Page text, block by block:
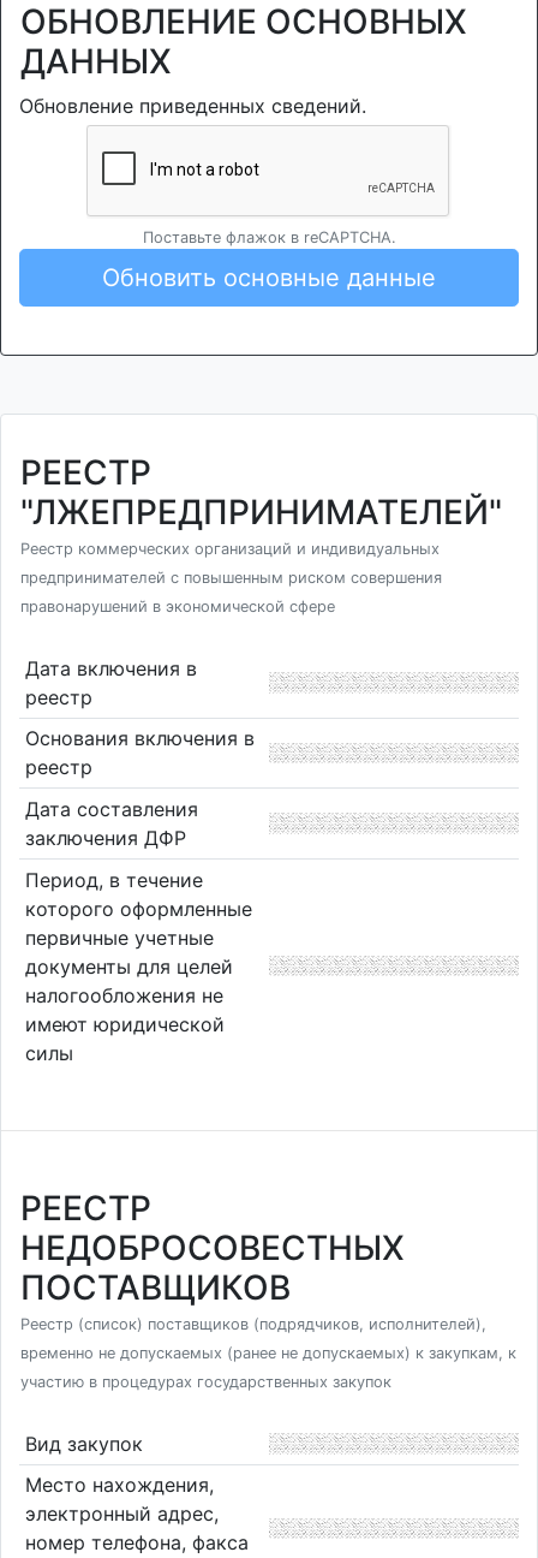
ОБНОВЛЕНИЕ ОСНОВНЫХ
ДАННЫХ
Обновление приведенных сведений.
Поставьте флажок в reCAPTCHA.
Обновить основные данные
РЕЕСТР
"ЛЖЕПРЕДПРИНИМАТЕЛЕЙ"
Реестр коммерческих организаций и индивидуальных
предпринимателей с повышенным риском совершения
правонарушений в экономической сфере
Дата включения в
реестр
Основания включения в
реестр
Дата составления
заключения ДФР
Период, в течение
которого оформленные
первичные учетные
документы для целей
налогообложения не
имеют юридической
силы
РЕЕСТР
НЕДОБРОСОВЕСТНЫХ
ПОСТАВЩИКОВ
Реестр (список) поставщиков (подрядчиков, исполнителей),
временно не допускаемых (ранее не допускаемых) к закупкам, к
участию в процедурах государственных закупок
Вид закупок
Место нахождения,
электронный адрес,
номер телефона, факса